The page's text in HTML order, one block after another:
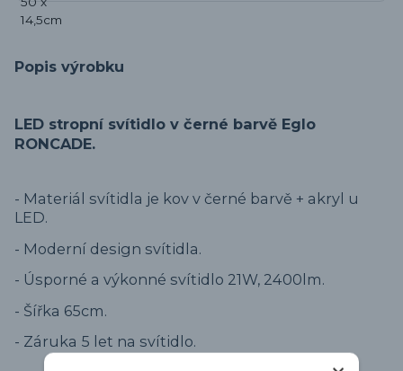
Popis výrobku
LED stropní svítidlo v černé barvě Eglo
RONCADE.
- Materiál svítidla je kov v černé barvě + akryl u
LED.
- Moderní design svítidla.
- Úsporné a výkonné svítidlo 21W, 2400lm.
- Šířka 65cm.
- Záruka 5 let na svítidlo.